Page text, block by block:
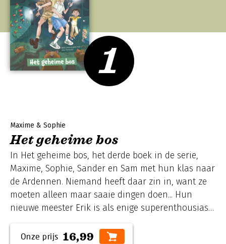
1
Maxime & Sophie
Het geheime bos
In Het geheime bos, het derde boek in de serie,
Maxime, Sophie, Sander en Sam met hun klas naar
de Ardennen. Niemand heeft daar zin in, want ze
moeten alleen maar saaie dingen doen... Hun
nieuwe meester Erik is als enige superenthousiast,
In dit bos gebeuren de vreemdste dingen. Maxime
16,99